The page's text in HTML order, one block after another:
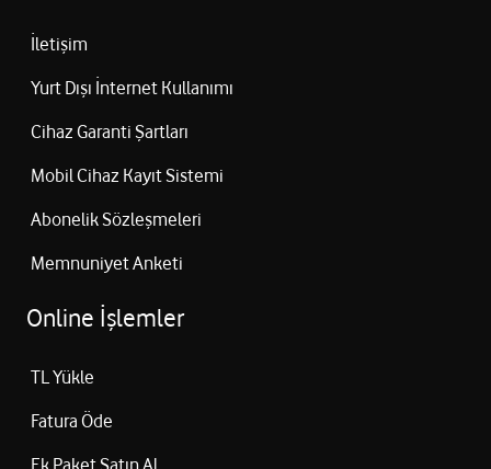
İletişim
Yurt Dışı İnternet Kullanımı
Cihaz Garanti Şartları
Mobil Cihaz Kayıt Sistemi
Abonelik Sözleşmeleri
Memnuniyet Anketi
Online İşlemler
TL Yükle
Fatura Öde
Ek Paket Satın Al